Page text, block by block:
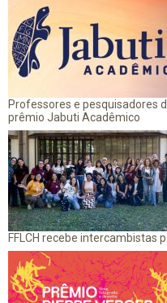
Professores e pesquisadores
prêmio Jabuti Acadêmico
FFLCH recebe intercambistas